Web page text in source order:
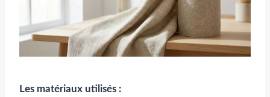
Les matériaux utilisés :